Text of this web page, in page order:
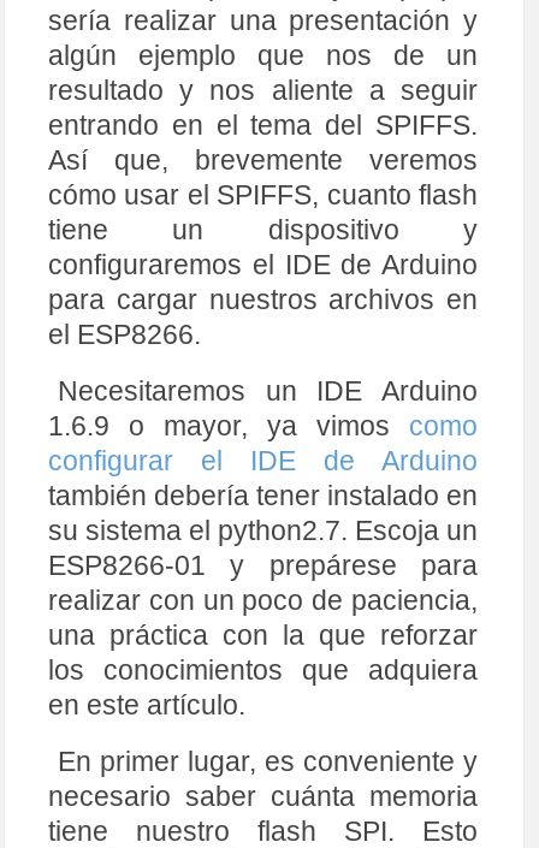
sería realizar una presentación y
algún ejemplo que nos de un
resultado y nos aliente a seguir
entrando en el tema del SPIFFS.
Así que, brevemente veremos
cómo usar el SPIFFS, cuanto flash
tiene un dispositivo y
configuraremos el IDE de Arduino
para cargar nuestros archivos en
el ESP8266.
Necesitaremos un IDE Arduino
1.6.9 o mayor, ya vimos como
configurar el IDE de Arduino
también debería tener instalado en
su sistema el python2.7. Escoja un
ESP8266-01 y prepárese para
realizar con un poco de paciencia,
una práctica con la que reforzar
los conocimientos que adquiera
en este artículo.
En primer lugar, es conveniente y
necesario saber cuánta memoria
tiene nuestro flash SPI. Esto